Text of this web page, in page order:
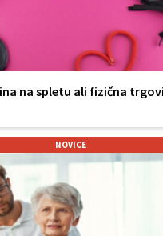
na spletu ali fizična
NOVICE